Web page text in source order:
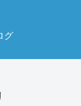
グ